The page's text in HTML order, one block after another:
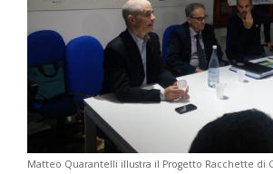
Matteo Quarantelli illustra il Progetto Racchette di